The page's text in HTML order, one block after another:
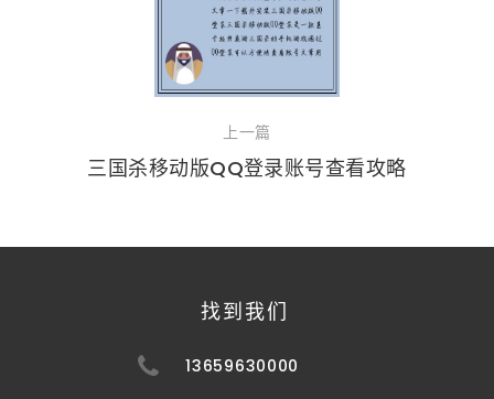
上一篇
三国杀移动版QQ登录账号查看攻略
找到我们
13659630000